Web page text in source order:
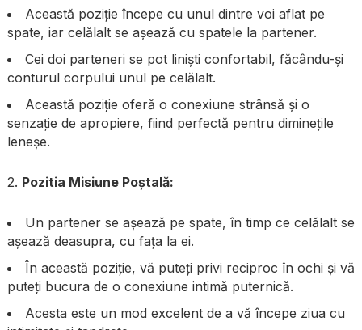
Această poziție începe cu unul dintre voi aflat pe
spate, iar celălalt se așează cu spatele la partener.
Cei doi parteneri se pot liniști confortabil, făcându-și
conturul corpului unul pe celălalt.
Această poziție oferă o conexiune strânsă și o
senzație de apropiere, fiind perfectă pentru diminețile
leneșe.
2. Pozitia Misiune Poștală:
Un partener se așează pe spate, în timp ce celălalt se
așează deasupra, cu fața la ei.
În această poziție, vă puteți privi reciproc în ochi și vă
puteți bucura de o conexiune intimă puternică.
Acesta este un mod excelent de a vă începe ziua cu